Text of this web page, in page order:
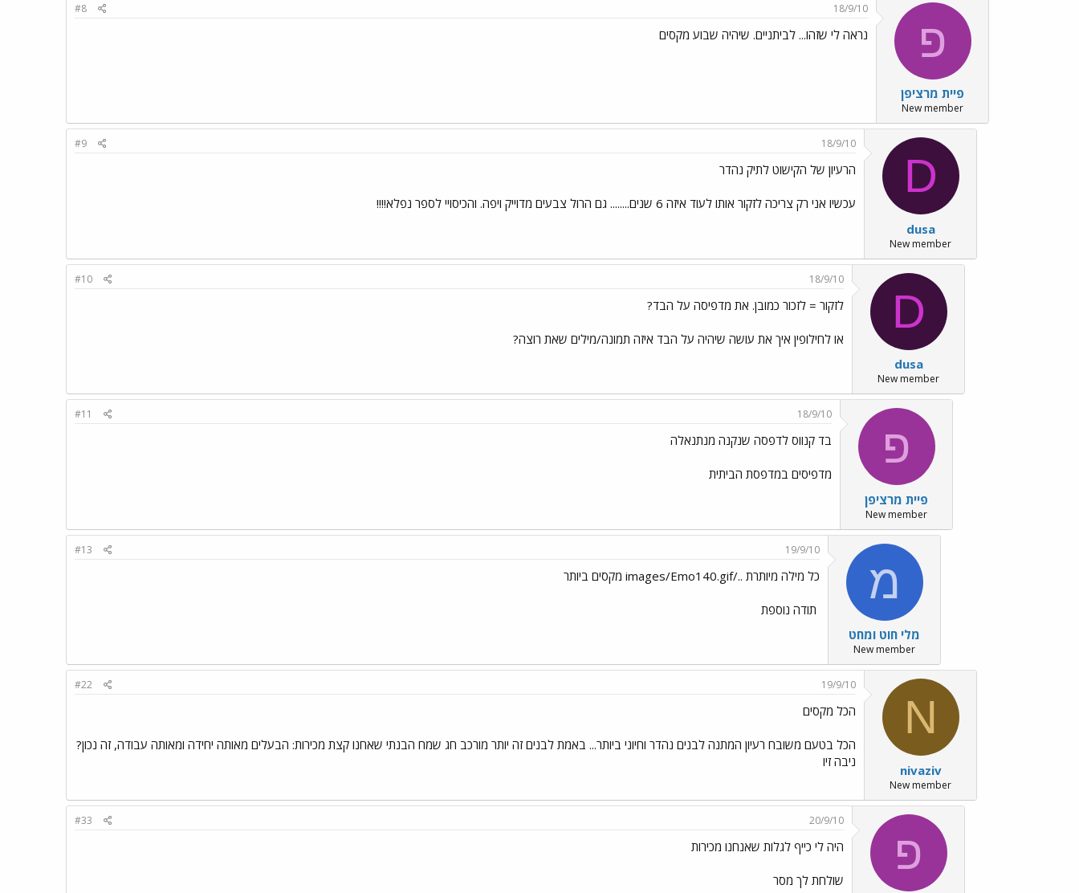
פ
פיית מרציפן
New member
18/9/10
#8
נראה לי שזהו... לביתניים. שיהיה שבוע מקסים
D
dusa
New member
18/9/10
#9
הרעיון של הקישוט לתיק נהדר
עכשיו אני רק צריכה לזקור אותו לעוד איזה 6 שנים........ גם הרול צבעים מדוייק ויפה. והכיסויי לספר נפלא!!!!
D
dusa
New member
18/9/10
#10
לזקור = לזכור כמובן. את מדפיסה על הבד?
או לחילופין איך את עושה שיהיה על הבד איזה תמונה/מילים שאת רוצה?
פ
פיית מרציפן
New member
18/9/10
#11
בד קנווס לדפסה שנקנה מנתנאלה
מדפיסים במדפסת הביתית
מ
מלי חוט ומחט
New member
19/9/10
#13
כל מילה מיותרת ../images/Emo140.gif מקסים ביותר
תודה נוספת
N
nivaziv
New member
19/9/10
#22
הכל מקסים
הכל בטעם משובח רעיון המתנה לבנים נהדר וחיוני ביותר... באמת לבנים זה יותר מורכב חג שמח הבנתי שאחנו קצת מכירות: הבעלים מאותה יחידה ומאותה עבודה, זה נכון?
ניבה זיו
פ
20/9/10
#33
היה לי כייף לגלות שאנחנו מכירות
שולחת לך מסר